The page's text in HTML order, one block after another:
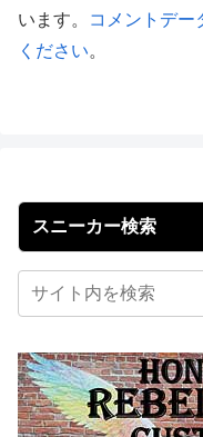
います。
コメントデー
ください。
スニーカー検索